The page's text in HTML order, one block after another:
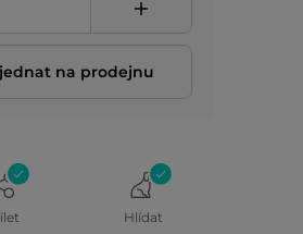
na prodejnu
Hlídat